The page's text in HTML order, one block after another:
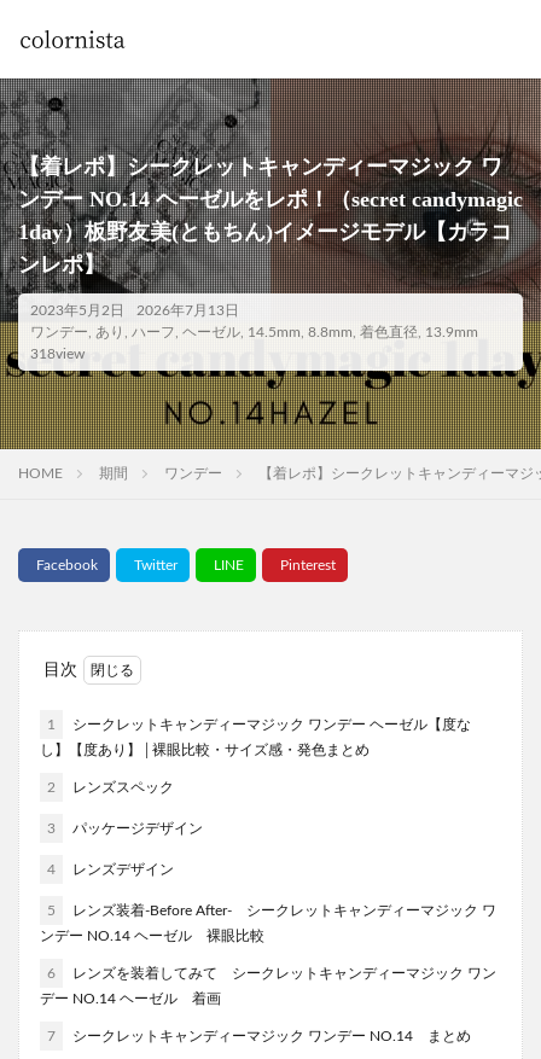
【着レポ】シークレットキャンディーマジック ワ
ンデー NO.14 ヘーゼルをレポ！（secret candymagic
1day）板野友美(ともちん)イメージモデル【カラコ
ンレポ】
2023年5月2日
2026年7月13日
ワンデー
あり ハーフ ヘーゼル 14.5mm 8.8mm 着色直径
13.9mm
318view
HOME 期間 ワンデー 【着レポ】シークレットキャンディーマ
目次
1
シークレットキャンディーマジック ワンデー ヘーゼル【度な
し】【度あり】│裸眼比較・サイズ感・発色まとめ
2 レンズスペック
3 パッケージデザイン
4 レンズデザイン
5
レンズ装着-Before After- シークレットキャンディーマジック ワ
ンデー NO.14 ヘーゼル 裸眼比較
6
レンズを装着してみて シークレットキャンディーマジック ワン
デー NO.14 ヘーゼル 着画
7 シークレットキャンディーマジック ワンデー NO.14 まとめ